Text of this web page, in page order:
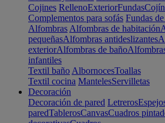
Cojines RellenoExteriorFundas
Complementos para sofás Fundas
Alfombras Alfombras de habitación
pequeñasAlfombras antideslizantes
exteriorAlfombras de baño
infantiles
Textil baño AlbornocesToallas
Textil cocina MantelesServilletas
Decoración
Decoración de pared Letreros
paredTablerosCanvasCuadros